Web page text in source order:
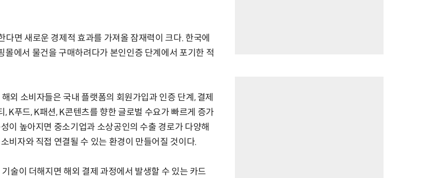
면 새로운 경제적 효과를 가져올 잠재력이 크다. 한국에
에서 물건을 구매하려다가 본인인증 단계에서 포기한 적
외 소비자들은 국내 플랫폼의 회원가입과 인증 단계, 결제
K푸드, K패션, K콘텐츠를 향한 글로벌 수요가 빠르게 증가
이 높아지면 중소기업과 소상공인의 수출 경로가 다양해
비자와 직접 연결될 수 있는 환경이 만들어질 것이다.
술이 더해지면 해외 결제 과정에서 발생할 수 있는 카드